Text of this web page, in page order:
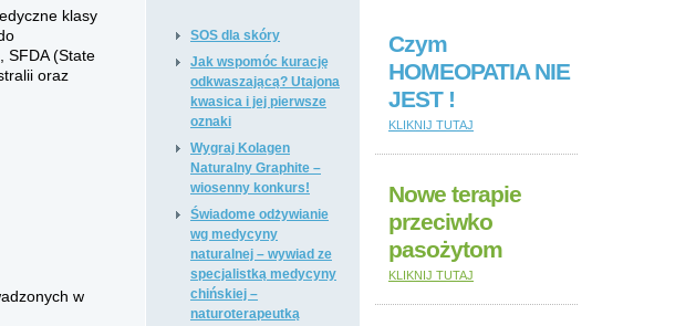
ogólnie wzmacniające i regulujące
funkcje organizmu, dietetyczne i
regulujące pracę układu
tkanki łącznej i kosmetyki naturalne,
Nona, Colway, Morinda, Forever.
klasy
SFDA (State
oraz
w
SOS dla skóry
Jak wspomóc kurację
odkwaszającą? Utajona
kwasica i jej pierwsze
oznaki
Wygraj Kolagen
Naturalny Graphite –
wiosenny konkurs!
Świadome odżywianie
wg medycyny
naturalnej – wywiad ze
specjalistką medycyny
chińskiej –
naturoterapeutką
Czym
HOMEOPATIA NIE
JEST !
KLIKNIJ TUTAJ
Nowe terapie
przeciwko
pasożytom
KLIKNIJ TUTAJ